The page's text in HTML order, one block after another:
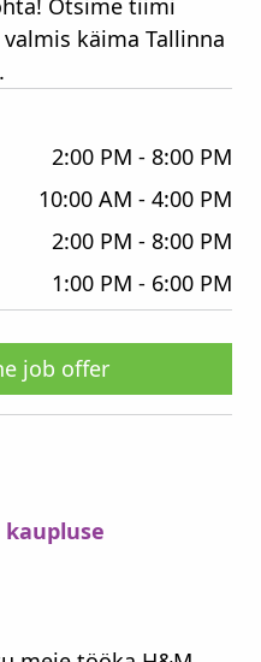
Otsime tiimi
käima Tallinna
2:00 PM - 8:00 PM
10:00 AM - 4:00 PM
2:00 PM - 8:00 PM
1:00 PM - 6:00 PM
job offer
kaupluse